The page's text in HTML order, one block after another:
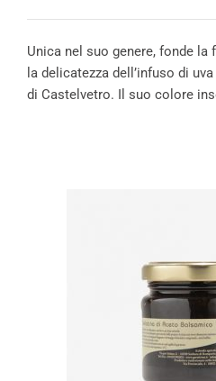
Unica nel suo genere, fonde
la delicatezza dell’infuso di
di Castelvetro. Il suo colore